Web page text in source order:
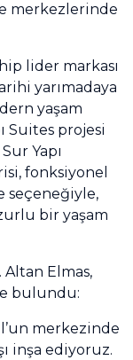
merkezlerinde
lider markası
yarımadaya
yaşam
Suites projesi
Yapı
fonksiyonel
seçeneğiyle,
bir yaşam
Altan Elmas,
bulundu:
merkezinde
inşa ediyoruz.